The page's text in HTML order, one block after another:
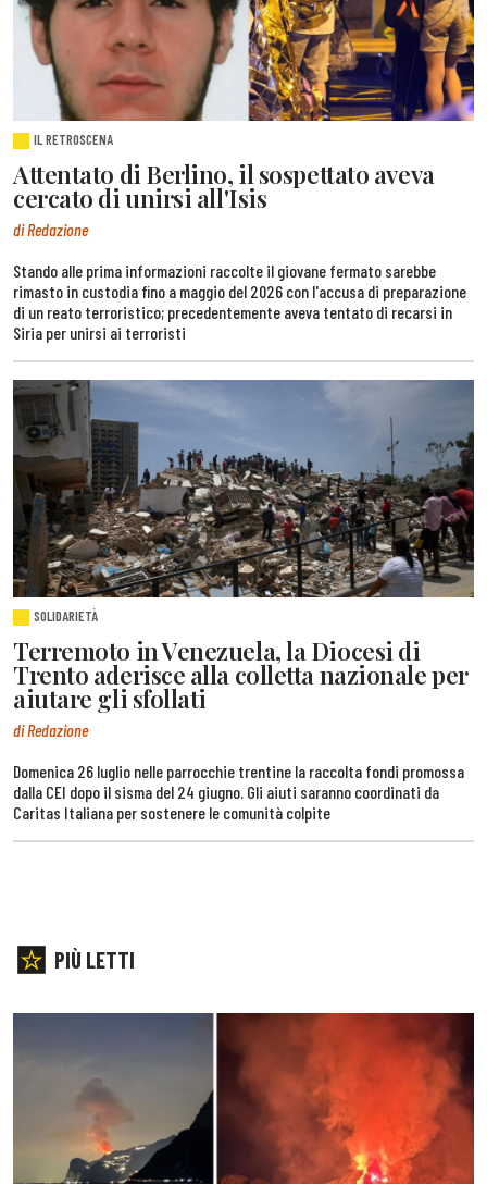
IL RETROSCENA
Attentato di Berlino, il sospettato aveva
cercato di unirsi all'Isis
di Redazione
Stando alle prima informazioni raccolte il giovane fermato sarebbe
rimasto in custodia fino a maggio del 2026 con l'accusa di preparazione
di un reato terroristico; precedentemente aveva tentato di recarsi in
Siria per unirsi ai terroristi
SOLIDARIETÀ
Terremoto in Venezuela, la Diocesi di
Trento aderisce alla colletta nazionale per
aiutare gli sfollati
di Redazione
Domenica 26 luglio nelle parrocchie trentine la raccolta fondi promossa
dalla CEI dopo il sisma del 24 giugno. Gli aiuti saranno coordinati da
Caritas Italiana per sostenere le comunità colpite
PIÙ LETTI